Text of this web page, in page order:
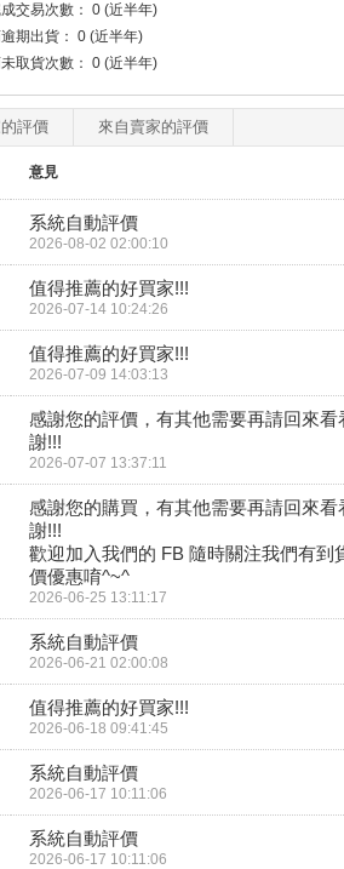
交易次數： 0 (近半年)
期出貨： 0 (近半年)
取貨次數： 0 (近半年)
評價 來自賣家的評價
意見
系統自動評價
2026-08-02 02:00:10
值得推薦的好買家!!!
2026-07-14 10:24:26
值得推薦的好買家!!!
2026-07-09 14:03:13
感謝您的評價，有其他需要再請回來看
謝!!!
2026-07-07 13:37:11
感謝您的購買，有其他需要再請回來看
謝!!!
歡迎加入我們的 FB 隨時關注我們有到
價優惠唷^~^
2026-06-25 13:11:17
系統自動評價
2026-06-21 02:00:08
值得推薦的好買家!!!
2026-06-18 09:41:45
系統自動評價
2026-06-17 10:11:06
系統自動評價
2026-06-17 10:11:06